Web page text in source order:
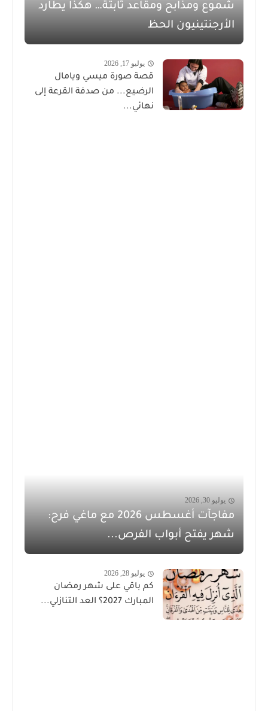
شموع ومذابح ومقاعد ثابتة… هكذا يطارد
الأرجنتينيون الحظ
يوليو 17, 2026
قصة صورة ميسي ويامال
الرضيع... من صدفة القرعة إلى
نهائي...
يوليو 30, 2026
مفاجآت أغسطس 2026 مع ماغي فرح:
شهر يفتح أبواب الفرص...
يوليو 28, 2026
كم باقي على شهر رمضان
المبارك 2027؟ العد التنازلي...